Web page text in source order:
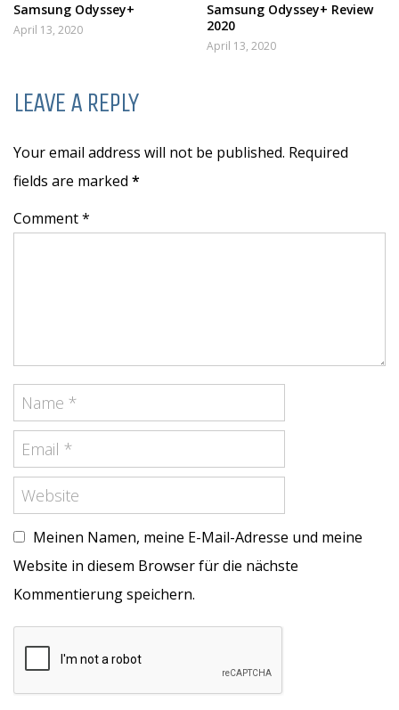
Samsung Odyssey+
April 13, 2020
Samsung Odyssey+ Review
2020
April 13, 2020
LEAVE A REPLY
Your email address will not be published. Required
fields are marked *
Comment *
Meinen Namen, meine E-Mail-Adresse und meine
Website in diesem Browser für die nächste
Kommentierung speichern.